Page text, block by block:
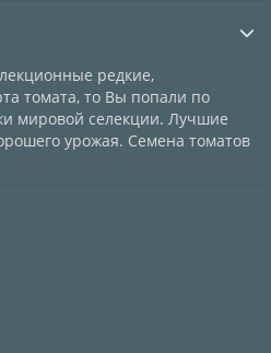
редкие,
томата, то Вы попали по
мировой селекции. Лучшие
урожая. Семена томатов